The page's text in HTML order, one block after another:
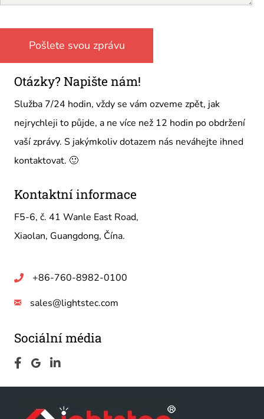
Otázky? Napište nám!
Služba 7/24 hodin, vždy se vám ozveme zpět, jak
nejrychleji to půjde, a ne více než 12 hodin po obdržení
vaší zprávy. S jakýmkoliv dotazem nás neváhejte ihned
kontaktovat. 🙂
Kontaktní informace
F5-6, č. 41 Wanle East Road,
Xiaolan, Guangdong, Čína.
+86-760-8982-0100
sales@lightstec.com
Sociální média